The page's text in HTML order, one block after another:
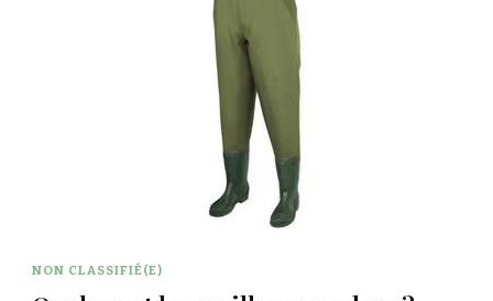
NON CLASSIFIÉ(E)